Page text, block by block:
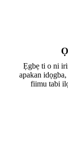
Ẹgbẹ ti o ni
apakan
fiimu tabi